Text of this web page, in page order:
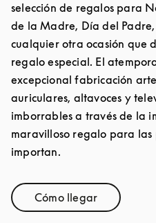
selección de regalos para
de la Madre, Día del
cualquier otra ocasión que
regalo especial. El
excepcional fabricación
auriculares, altavoces y
imborrables a través de la
maravilloso regalo para las
importan.
Cómo llegarLink Opens in